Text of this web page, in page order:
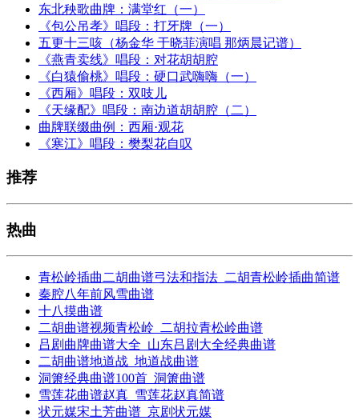
东北秧歌曲牌：满堂红（一）
《包公吊孝》唱段：打牙牌（一）
五更十三咳（杨金华 于晓菲演唱 那炳晨记谱）
《燕青卖线》唱段：对花胡胡腔
《白猿偷桃》唱段：硬口武嗨嗨（一）
《西厢》唱段：双吱儿
《天缘配》唱段：南边道胡胡腔（二）
曲牌联缀曲例：西厢·观花
《寒江》唱段：樊梨花自叹
推荐
热曲
青松岭插曲二胡曲谱弓法和指法_二胡青松岭插曲简谱
秦腔八年前风雪曲谱
十八摸曲谱
二胡曲谱视频青松岭_二胡拉青松岭曲谱
吕剧曲牌曲谱大全_山东吕剧大全经典曲谱
二胡曲谱地道战_地道战曲谱
洞箫经典曲谱100首_洞箫曲谱
雪莲花曲谱赵真_雪莲花赵真简谱
状元媒宋土芳曲谱_京剧状元媒